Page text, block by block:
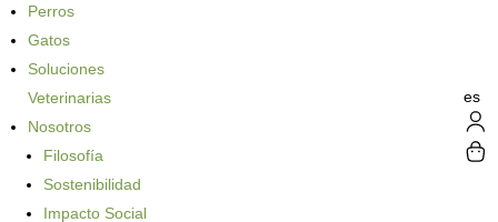
Perros
Gatos
Soluciones
Veterinarias
Nosotros
Filosofía
Sostenibilidad
Impacto Social
es